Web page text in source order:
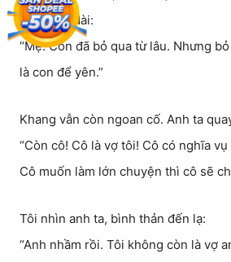
một đêm dài:
“Mẹ. Con đã bỏ qua từ lâu. Nhưng
là con để yên.”
Khang vẫn còn ngoan cố. Anh ta
“Còn cô! Cô là vợ tôi! Cô có nghĩa
Cô muốn làm lớn chuyện thì cô sẽ
Tôi nhìn anh ta, bình thản đến lạ:
“Anh nhầm rồi. Tôi không còn là vợ